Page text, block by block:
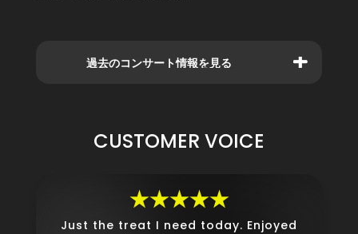
過去のコンサート情報を見る
CUSTOMER VOICE
★★★★★
Just the treat I need today. Enjoyed